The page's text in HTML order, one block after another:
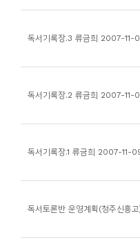
독서기록장.3 류금희 2007-11-
독서기록장.2 류금희 2007-11-
독서기록장.1 류금희 2007-11-
독서토론반 운영계획(청주신흥